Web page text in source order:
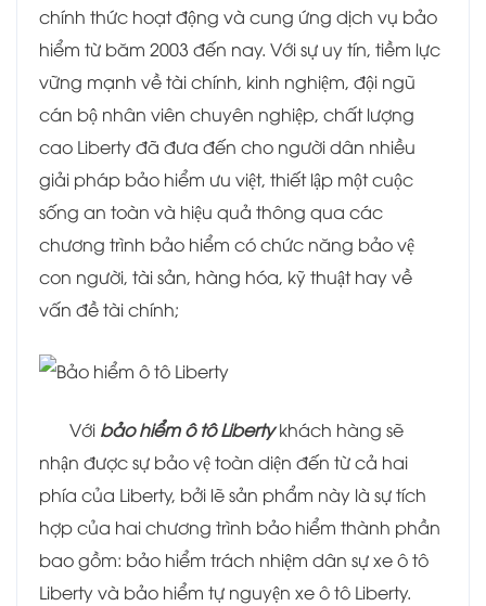
chính thức hoạt động và cung ứng dịch vụ bảo
hiểm từ băm 2003 đến nay. Với sự uy tín, tiềm lực
vững mạnh về tài chính, kinh nghiệm, đội ngũ
cán bộ nhân viên chuyên nghiệp, chất lượng
cao Liberty đã đưa đến cho người dân nhiều
giải pháp bảo hiểm ưu việt, thiết lập một cuộc
sống an toàn và hiệu quả thông qua các
chương trình bảo hiểm có chức năng bảo vệ
con người, tài sản, hàng hóa, kỹ thuật hay về
vấn đề tài chính;
Với bảo hiểm ô tô Libertykhách hàng sẽ
nhận được sự bảo vệ toàn diện đến từ cả hai
phía của Liberty, bởi lẽ sản phẩm này là sự tích
hợp của hai chương trình bảo hiểm thành phần
bao gồm: bảo hiểm trách nhiệm dân sự xe ô tô
Liberty và bảo hiểm tự nguyện xe ô tô Liberty.